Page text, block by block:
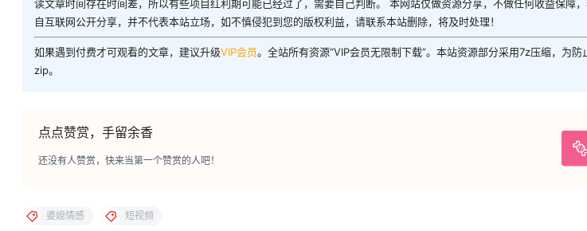
读文章时间存在时间差，所以有些项目红利期可能已经过了，需要自己判断。 本网站仅做资源分享，不做任何收益保障
自互联网公开分享，并不代表本站立场，如不慎侵犯到您的版权利益，请联系本站删除，将及时处理！
如果遇到付费才可观看的文章，建议升级VIP会员。全站所有资源“VIP会员无限制下载”。本站资源部分采用7z压缩，为
zip。
点点赞赏，手留余香
还没有人赞赏，快来当第一个赞赏的人吧！
婆媳情感 短视频